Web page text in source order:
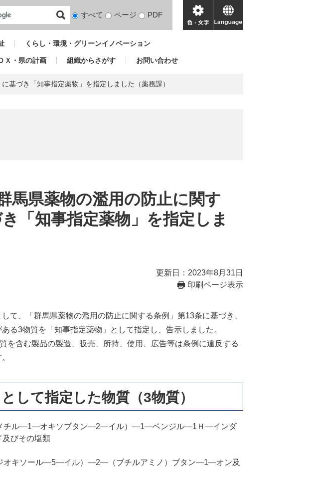
検
対
すべて ページ PDF
色・
文
language
くらし・環境・グリーンイノベーション
Ｘ・県の計画 組織からさがす お問い合わせ
基づき「知事指定薬物」を指定しました（薬務課）
馬県薬物の濫用の防止に関す
「知事指定薬物」を指定しま
更新日：2023年8月31日
印刷ページ表示
て、「群馬県薬物の濫用の防止に関する条例」第13条に基づき、
る3物質を「知事指定薬物」として指定し、告示しました。
を含む製品の製造、販売、所持、使用、広告等は条例に違反する
して指定した物質（3物質）
チル―1―オキソブタン―2―イル）―1―ベンジル―1Ｈ―インダ
びその塩類
オキソール―5―イル）―2―（ブチルアミノ）ブタン―1―オン及